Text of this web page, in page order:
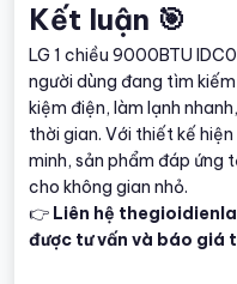
Kết luận 🎯
LG 1 chiều 9000BTU
người dùng đang tìm
kiệm điện, làm lạnh
thời gian. Với thiết kế
minh, sản phẩm đáp ứng
cho không gian nhỏ.
👉 Liên hệ
được tư vấn và báo giá